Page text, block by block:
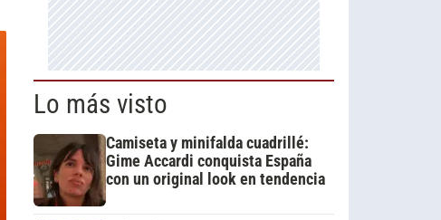
Lo más visto
Camiseta y minifalda cuadrillé:
Gime Accardi conquista España
con un original look en tendencia